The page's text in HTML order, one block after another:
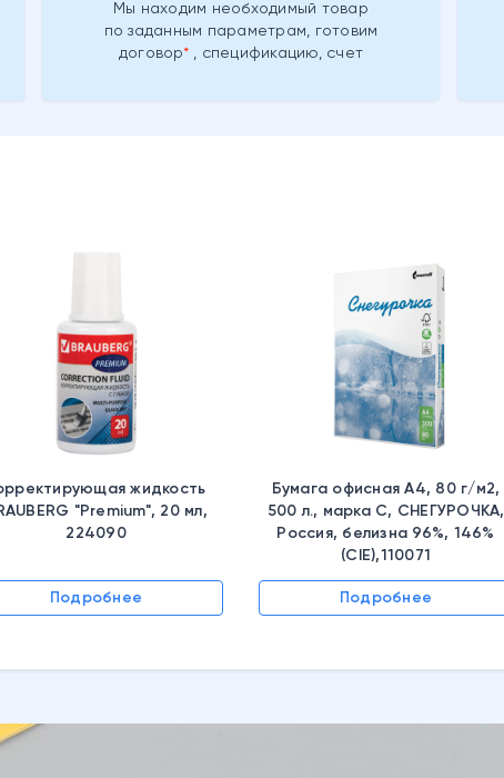
Мы находим необходимый товар
по заданным параметрам, готовим
договор , спецификацию, счет
жидкость
"Premium", 20 мл,
224090
Подробнее
Бумага офисная А4, 80 г/м2,
500 л., марка С, СНЕГУРОЧКА,
Россия, белизна 96%, 146%
(CIE),110071
Подробнее